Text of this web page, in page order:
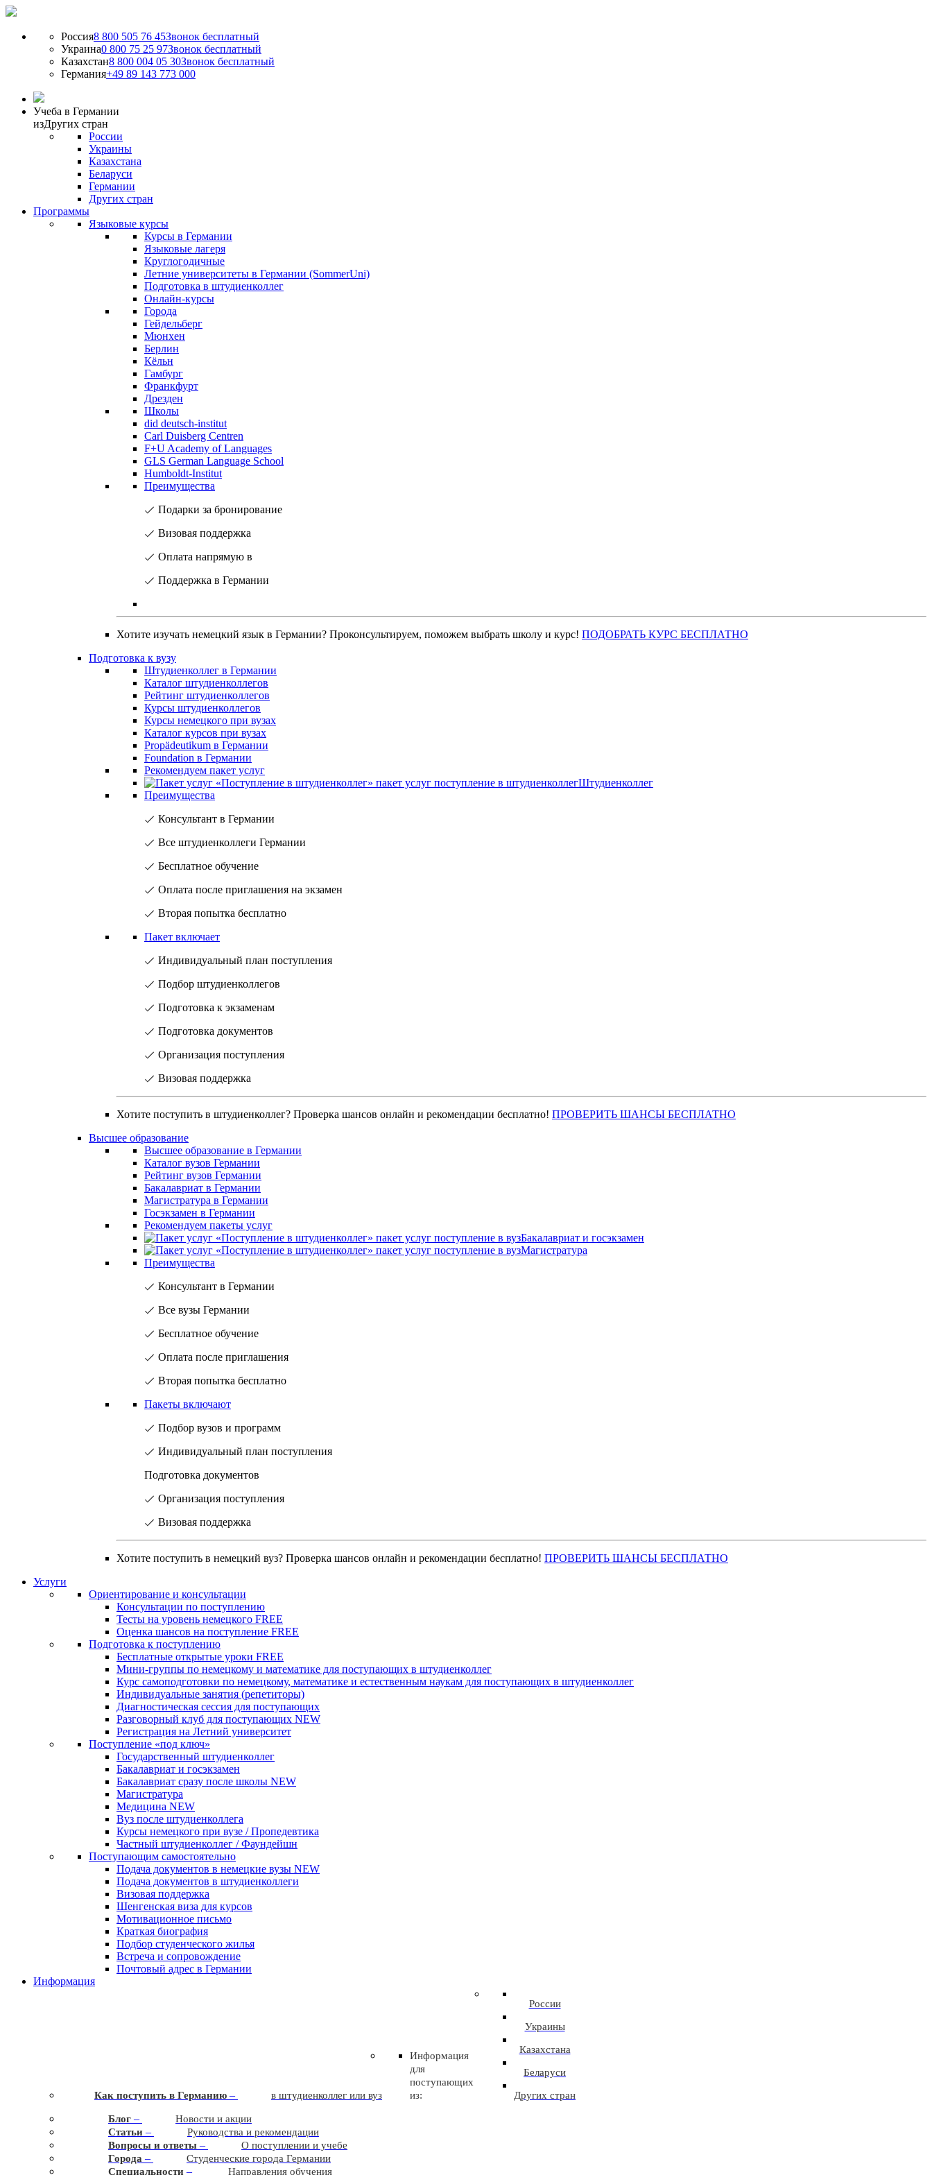
Россия8 800 505 76 45Звонок бесплатный
Украина0 800 75 25 97Звонок бесплатный
Казахстан8 800 004 05 30Звонок бесплатный
Германия+49 89 143 773 000
Учеба в Германии
изДругих стран
России
Украины
Казахстана
Беларуси
Германии
Других стран
Программы
Языковые курсы
Курсы в Германии
Языковые лагеря
Круглогодичные
Летние университеты в Германии (SommerUni)
Подготовка в штудиенколлег
Онлайн-курсы
Города
Гейдельберг
Мюнхен
Берлин
Кёльн
Гамбург
Франкфурт
Дрезден
Школы
did deutsch-institut
Carl Duisberg Centren
F+U Academy of Languages
GLS German Language School
Humboldt-Institut
Преимущества
Подарки за бронирование
Визовая поддержка
Оплата напрямую в
Поддержка в Германии
Хотите изучать немецкий язык в Германии? Проконсультируем, поможем выбрать школу и курс! ПОДОБРАТЬ КУРС БЕСПЛАТНО
Подготовка к вузу
Штудиенколлег в Германии
Каталог штудиенколлегов
Рейтинг штудиенколлегов
Курсы штудиенколлегов
Курсы немецкого при вузах
Каталог курсов при вузах
Propädeutikum в Германии
Foundation в Германии
Рекомендуем пакет услуг
Штудиенколлег
Преимущества
Консультант в Германии
Все штудиенколлеги Германии
Бесплатное обучение
Оплата после приглашения на экзамен
Вторая попытка бесплатно
Пакет включает
Индивидуальный план поступления
Подбор штудиенколлегов
Подготовка к экзаменам
Подготовка документов
Организация поступления
Визовая поддержка
Хотите поступить в штудиенколлег? Проверка шансов онлайн и рекомендации бесплатно! ПРОВЕРИТЬ ШАНСЫ БЕСПЛАТНО
Высшее образование
Высшее образование в Германии
Каталог вузов Германии
Рейтинг вузов Германии
Бакалавриат в Германии
Магистратура в Германии
Госэкзамен в Германии
Рекомендуем пакеты услуг
Бакалавриат и госэкзамен
Магистратура
Преимущества
Консультант в Германии
Все вузы Германии
Бесплатное обучение
Оплата после приглашения
Вторая попытка бесплатно
Пакеты включают
Подбор вузов и программ
Индивидуальный план поступления
Подготовка документов
Организация поступления
Визовая поддержка
Хотите поступить в немецкий вуз? Проверка шансов онлайн и рекомендации бесплатно! ПРОВЕРИТЬ ШАНСЫ БЕСПЛАТНО
Услуги
Ориентирование и консультации
Консультации по поступлению
Тесты на уровень немецкого FREE
Оценка шансов на поступление FREE
Подготовка к поступлению
Бесплатные открытые уроки FREE
Мини-группы по немецкому и математике для поступающих в штудиенколлег
Курс самоподготовки по немецкому, математике и естественным наукам для поступающих в штудиенколлег
Индивидуальные занятия (репетиторы)
Диагностическая сессия для поступающих
Разговорный клуб для поступающих NEW
Регистрация на Летний университет
Поступление «под ключ»
Государственный штудиенколлег
Бакалавриат и госэкзамен
Бакалавриат сразу после школы NEW
Магистратура
Медицина NEW
Вуз после штудиенколлега
Курсы немецкого при вузе / Пропедевтика
Частный штудиенколлег / Фаундейшн
Поступающим самостоятельно
Подача документов в немецкие вузы NEW
Подача документов в штудиенколлеги
Визовая поддержка
Шенгенская виза для курсов
Мотивационное письмо
Краткая биография
Подбор студенческого жилья
Встреча и сопровождение
Почтовый адрес в Германии
Информация
Как поступить в Германию – в штудиенколлег или вуз
Информация
для
поступающих
из:
России
Украины
Казахстана
Беларуси
Других стран
Блог –
Новости и акции
Статьи –
Руководства и рекомендации
Вопросы и ответы –
О поступлении и учебе
Города –
Студенческие города Германии
Cпециальности –
Направления обучения